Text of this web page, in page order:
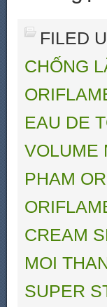
FILED
CHỐNG
EAU DE
VOLUME
PHAM
CREAM
MOI
SUPER